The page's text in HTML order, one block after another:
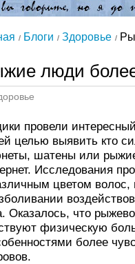
Блоги Здоровье
люди
провели
целью выявить кто
шатены или
Исследования
цветом
Оказалось, что
физическую
более